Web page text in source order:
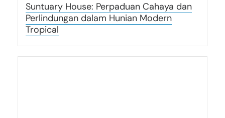
Suntuary House: Perpaduan Cahaya dan
Perlindungan dalam Hunian Modern
Tropical